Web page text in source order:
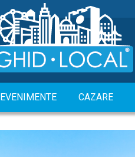
EVENIMENTE CAZARE